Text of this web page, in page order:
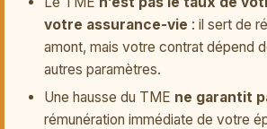
votre assurance-vie : il sert de
amont, mais votre contrat dépend
autres paramètres.
Une hausse du TME ne garantit
rémunération immédiate de votre